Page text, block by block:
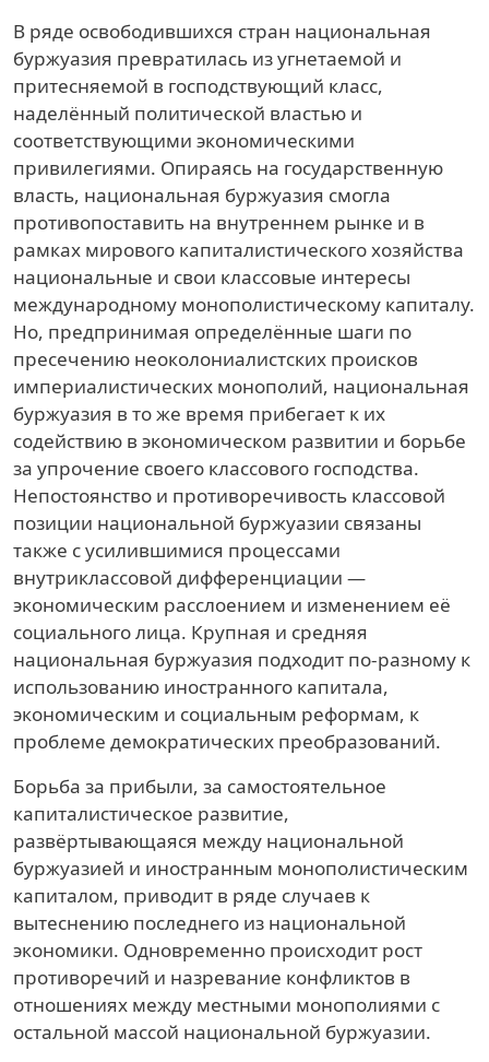
В ряде освободившихся стран национальная
буржуазия превратилась из угнетаемой и
притесняемой в господствующий класс,
наделённый политической властью и
соответствующими экономическими
привилегиями. Опираясь на государственную
власть, национальная буржуазия смогла
противопоставить на внутреннем рынке и в
рамках мирового капиталистического хозяйства
национальные и свои классовые интересы
международному монополистическому капиталу.
Но, предпринимая определённые шаги по
пресечению неоколониалистских происков
империалистических монополий, национальная
буржуазия в то же время прибегает к их
содействию в экономическом развитии и борьбе
за упрочение своего классового господства.
Непостоянство и противоречивость классовой
позиции национальной буржуазии связаны
также с усилившимися процессами
внутриклассовой дифференциации —
экономическим расслоением и изменением её
социального лица. Крупная и средняя
национальная буржуазия подходит по-разному к
использованию иностранного капитала,
экономическим и социальным реформам, к
проблеме демократических преобразований.
Борьба за прибыли, за самостоятельное
капиталистическое развитие,
развёртывающаяся между национальной
буржуазией и иностранным монополистическим
капиталом, приводит в ряде случаев к
вытеснению последнего из национальной
экономики. Одновременно происходит рост
противоречий и назревание конфликтов в
отношениях между местными монополиями с
остальной массой национальной буржуазии.